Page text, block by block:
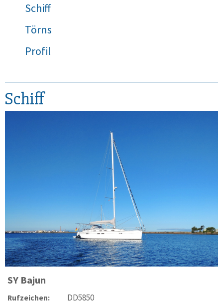
Schiff
Törns
Profil
Schiff
SY Bajun
Rufzeichen: DD5850